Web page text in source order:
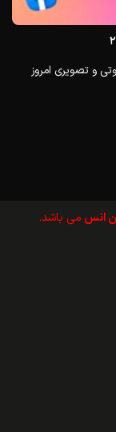
و تصویری امروز
انس می باشد.